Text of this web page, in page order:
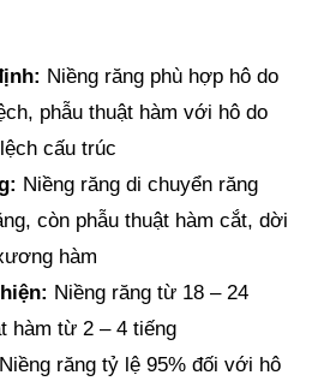
Niềng răng phù hợp hô do
phẫu thuật hàm với hô do
cấu trúc
Niềng răng di chuyển răng
còn phẫu thuật hàm cắt, dời
hàm
Niềng răng từ 18 – 24
hàm từ 2 – 4 tiếng
Niềng răng tỷ lệ 95% đối với hô